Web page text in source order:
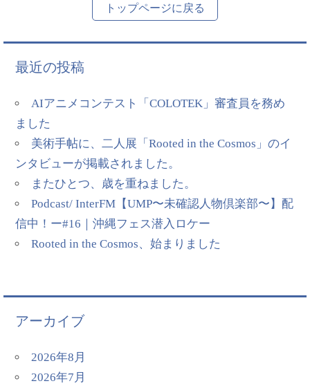
トップページに戻る
最近の投稿
AIアニメコンテスト「COLOTEK」審査員を務め
ました
美術手帖に、二人展「Rooted in the Cosmos」のイ
ンタビューが掲載されました。
またひとつ、歳を重ねました。
Podcast/ InterFM【UMP〜未確認人物倶楽部〜】配
信中！ー#16｜沖縄フェス潜入ロケー
Rooted in the Cosmos、始まりました
アーカイブ
2026年8月
2026年7月